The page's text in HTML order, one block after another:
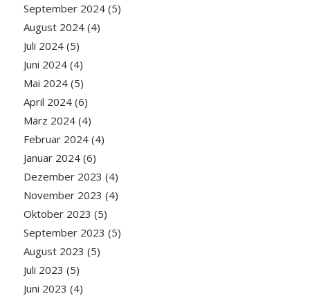
September 2024(5)
August 2024(4)
Juli 2024(5)
Juni 2024(4)
Mai 2024(5)
April 2024(6)
März 2024(4)
Februar 2024(4)
Januar 2024(6)
Dezember 2023 (4)
November 2023 (4)
Oktober 2023 (5)
September 2023 (5)
August 2023 (5)
Juli 2023 (5)
Juni 2023 (4)